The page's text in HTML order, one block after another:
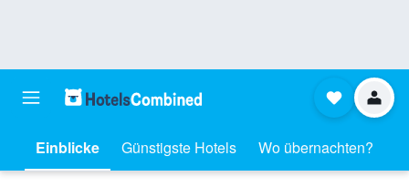
Einblicke Günstigste Hotels Wo übernachten?